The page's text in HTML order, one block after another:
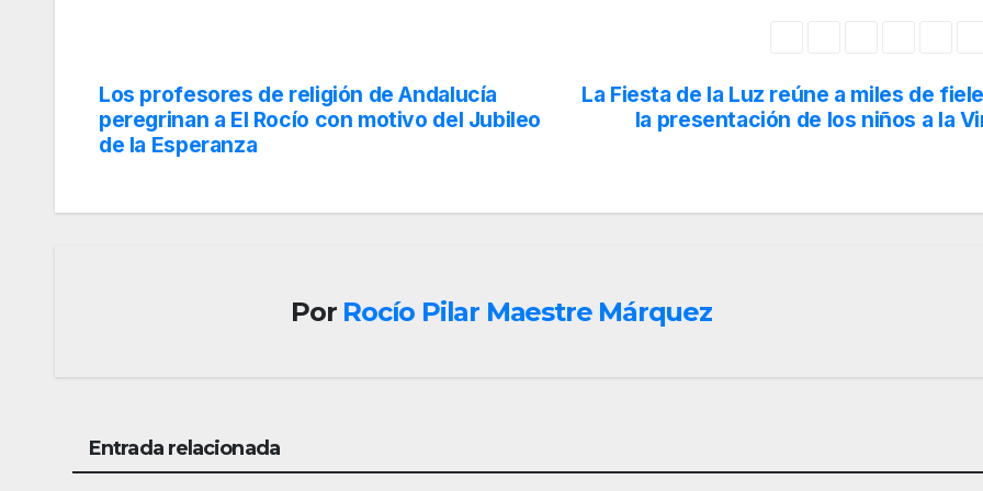
Navegación
de
La Fiesta de la Luz reúne a miles de
la presentación de los niños a la
Los profesores de religión de Andalucía
peregrinan a El Rocío con motivo del Jubileo
de la Esperanza
Por Rocío Pilar Maestre Márquez
Entrada relacionada
EL ROCIO
TRASLADO
EL ROCIO
TRASLADO